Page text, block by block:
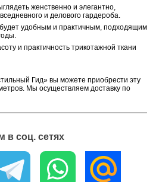
женственно и элегантно,
и делового гардероба.
удобным и практичным, подходящим
и практичность трикотажной ткани
Гид» вы можете приобрести эту
Мы осуществляем доставку по
вопросы или вы хотите получить
в соц. сетях